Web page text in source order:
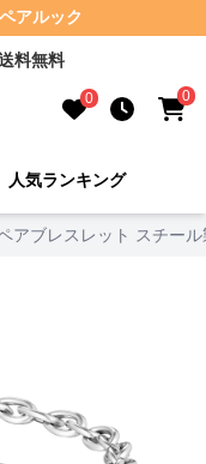
アルック
料無料
0 0
人気ランキング
アブレスレット スチー